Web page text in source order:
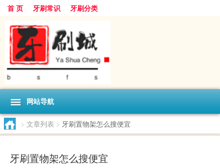
首 页 牙刷常识 牙刷分类
网站导航
> 文章列表 > 牙刷置物架怎么搜便宜
牙刷置物架怎么搜便宜